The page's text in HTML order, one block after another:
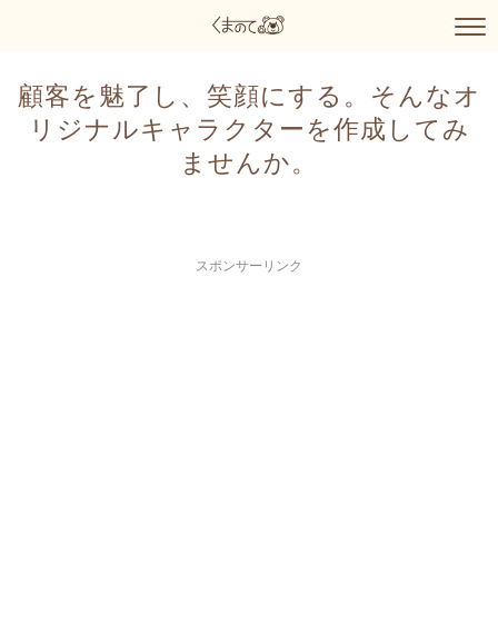
顧客を魅了し、笑顔にする。そんなオ
リジナルキャラクターを作成してみ
ませんか。
スポンサーリンク